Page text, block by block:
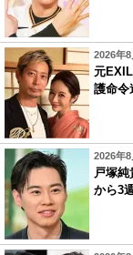
2026年
元
護命令
2026年
戸塚
から3